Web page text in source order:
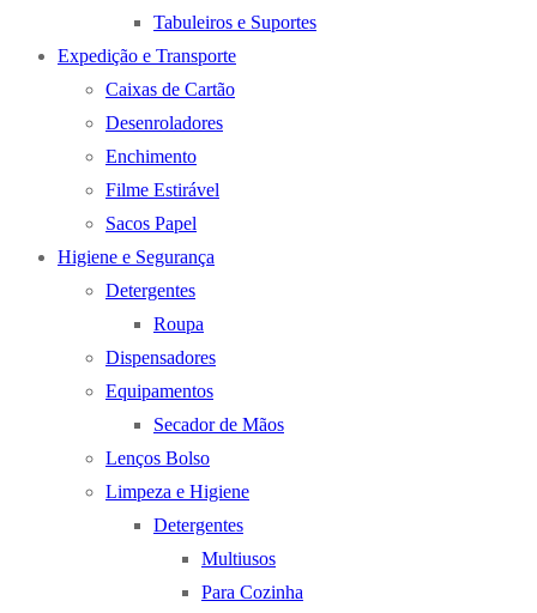
Tabuleiros e Suportes
Expedição e Transporte
Caixas de Cartão
Desenroladores
Enchimento
Filme Estirável
Sacos Papel
Higiene e Segurança
Detergentes
Roupa
Dispensadores
Equipamentos
Secador de Mãos
Lenços Bolso
Limpeza e Higiene
Detergentes
Multiusos
Para Cozinha